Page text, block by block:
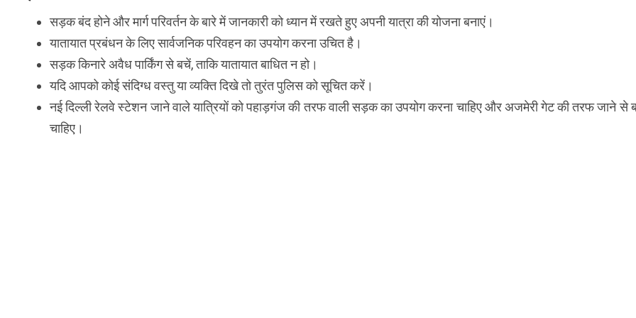
सड़क बंद होने और मार्ग परिवर्तन के बारे में जानकारी को ध्यान में रखते हुए अपनी यात्रा की योजना बनाएं।
यातायात प्रबंधन के लिए सार्वजनिक परिवहन का उपयोग करना उचित है।
सड़क किनारे अवैध पार्किंग से बचें, ताकि यातायात बाधित न हो।
यदि आपको कोई संदिग्ध वस्तु या व्यक्ति दिखे तो तुरंत पुलिस को सूचित करें।
नई दिल्ली रेलवे स्टेशन जाने वाले यात्रियों को पहाड़गंज की तरफ वाली सड़क का उपयोग करना चाहिए और अजमेरी गेट की तरफ जाने से
चाहिए।